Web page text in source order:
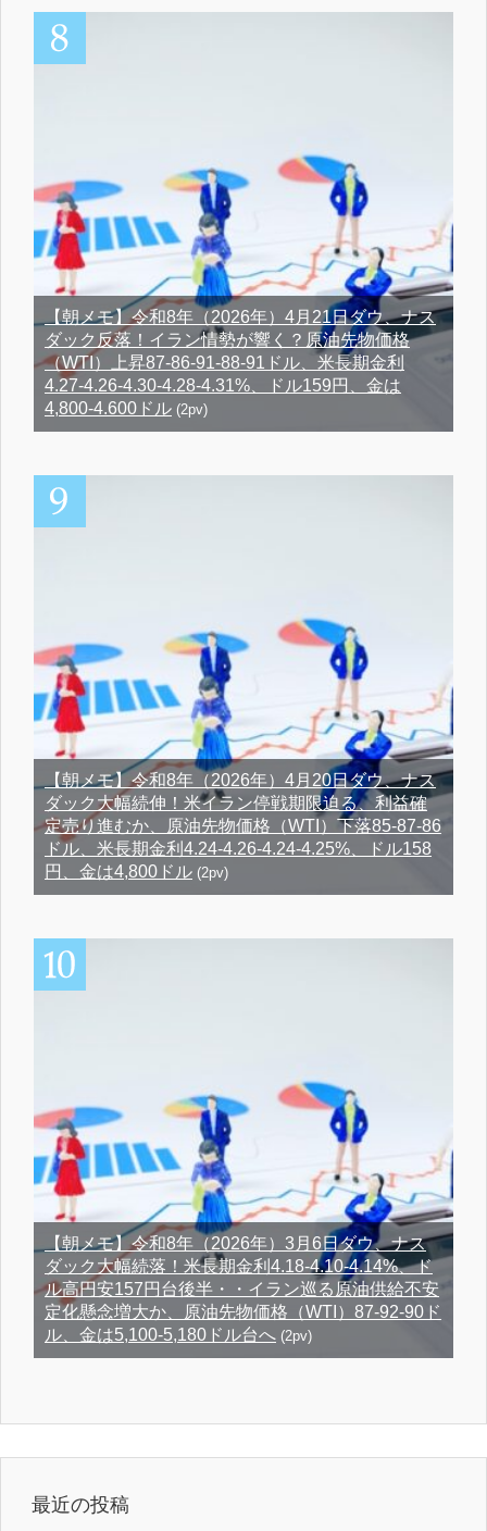
【朝メモ】令和8年（2026年）4月21日ダウ、ナス
ダック反落！イラン情勢が響く？原油先物価格
（WTI）上昇87-86-91-88-91ドル、米長期金利
4.27-4.26-4.30-4.28-4.31%、ドル159円、金は
4,800-4.600ドル (2pv)
【朝メモ】令和8年（2026年）4月20日ダウ、ナス
ダック大幅続伸！米イラン停戦期限迫る、利益確
定売り進むか、原油先物価格（WTI）下落85-87-86
ドル、米長期金利4.24-4.26-4.24-4.25%、ドル158
円、金は4,800ドル (2pv)
【朝メモ】令和8年（2026年）3月6日ダウ、ナス
ダック大幅続落！米長期金利4.18-4.10-4.14%、ド
ル高円安157円台後半・・イラン巡る原油供給不安
定化懸念増大か、原油先物価格（WTI）87-92-90ド
ル、金は5,100-5,180ドル台へ (2pv)
最近の投稿